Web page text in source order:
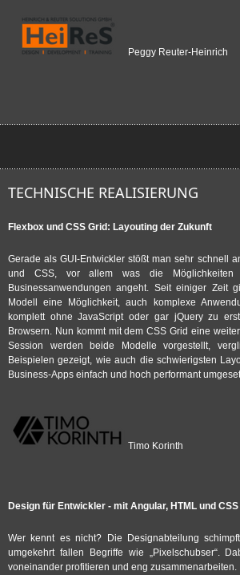
Peggy Reuter-Heinrich
TECHNISCHE REALISIERUNG
Flexbox und CSS Grid: Layouting der Zukunft
Gerade als GUI-Entwickler stößt man sehr schnell
und CSS, vor allem was die Möglichkeiten
Businessanwendungen angeht. Seit einiger Zeit
Modell eine Möglichkeit, auch komplexe
komplett ohne JavaScript oder gar jQuery zu
Browsern. Nun kommt mit dem CSS Grid eine
Session werden beide Modelle vorgestellt,
Beispielen gezeigt, wie auch die schwierigsten
Business-Apps einfach und hoch performant
Timo Korinth
Design für Entwickler - mit Angular, HTML und CSS
Wer kennt es nicht? Die Designabteilung
umgekehrt fallen Begriffe wie „Pixelschubser“.
voneinander profitieren und eng zusammenarbeiten.